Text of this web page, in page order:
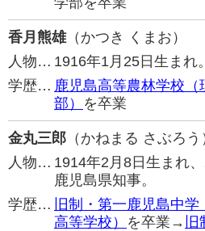
香月熊雄（かつき くまお）
人物… 1916年1月25日生まれ
学歴… 鹿児島高等農林学校
部） を卒業
金丸三郎 （かねまる さぶろう
人物… 1914年2月8日生まれ
鹿児島県知事。
学歴…
旧制・第一鹿児島中
高等学校） を卒業→